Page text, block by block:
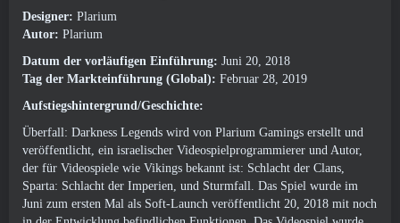
Designer: Plarium
Autor: Plarium
Datum der vorläufigen Einführung: Juni 20, 2018
Tag der Markteinführung (Global): Februar 28, 2019
Aufstiegshintergrund/Geschichte:
Überfall: Darkness Legends wird von Plarium Gamings erstellt und
veröffentlicht, ein israelischer Videospielprogrammierer und Autor,
der für Videospiele wie Vikings bekannt ist: Schlacht der Clans,
Sparta: Schlacht der Imperien, und Sturmfall. Das Spiel wurde im
Juni zum ersten Mal als Soft-Launch veröffentlicht 20, 2018 mit noch